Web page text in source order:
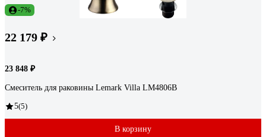
-7%
22 179 ₽
23 848 ₽
Смеситель для раковины Lemark Villa LM4806B
5(5)
В корзину